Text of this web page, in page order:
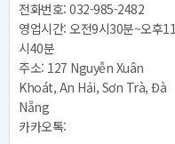
전화번호: 032-985-2482
영업시간: 오전9시30분~오후11
시40분
주소: 127 Nguyễn Xuân
Khoát, An Hải, Sơn Trà, Đà
Nẵng
카카오톡: